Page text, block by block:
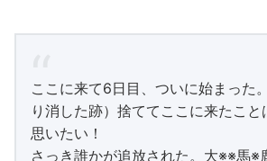
ここに来て6日目、ついに始まった
り消した跡）捨ててここに来たこと
思いたい！
さっき誰かが追放された。大※※馬※